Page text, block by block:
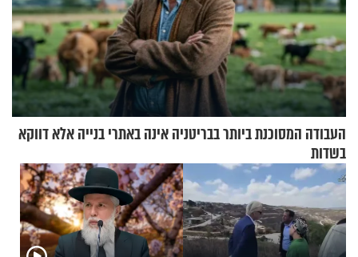
העבודה המסוכנת ביותר בבריטניה אינה באתרי בנייה אלא דווקא
בשדות